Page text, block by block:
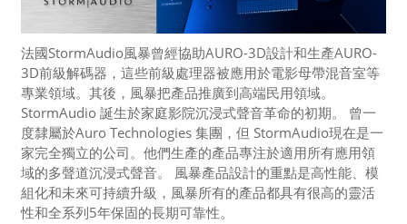
法國StormAudio風暴曾經協助AURO-3D設計和生產AURO-
3D前級解碼器， 這些前級處理器被應用於電影母帶混音室等
專業領域。其後，風暴把產品推廣到高端民用領域。
StormAudio 誕生於家庭影院沉浸式聲音革命的初期。 曾一
度隸屬於Auro Technologies 集團，但 StormAudio現在是一
家完全獨立的公司。他們生產的產品專注於適用所有應用領
域的多聲道沉浸式聲音。 風暴產品設計的重點是高性能、模
組化和未來可持續升級，風暴所有的產品都具有很高的靈活
性和全系列5年保固的長期可靠性。